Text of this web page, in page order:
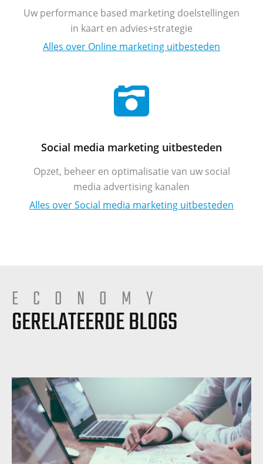
Uw performance based marketing doelstellingen
in kaart en advies+strategie
Alles over Online marketing uitbesteden
Social media marketing uitbesteden
Opzet, beheer en optimalisatie van uw social
media advertising kanalen
Alles over Social media marketing uitbesteden
ECONOMY
GERELATEERDE BLOGS